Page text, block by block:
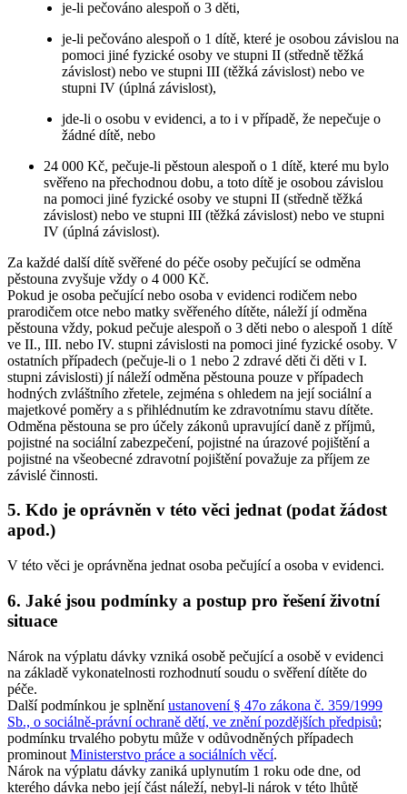
je-li pečováno alespoň o 3 děti,
je-li pečováno alespoň o 1 dítě, které je osobou závislou na
pomoci jiné fyzické osoby ve stupni II (středně těžká
závislost) nebo ve stupni III (těžká závislost) nebo ve
stupni IV (úplná závislost),
jde-li o osobu v evidenci, a to i v případě, že nepečuje o
žádné dítě, nebo
24 000 Kč, pečuje-li pěstoun alespoň o 1 dítě, které mu bylo
svěřeno na přechodnou dobu, a toto dítě je osobou závislou
na pomoci jiné fyzické osoby ve stupni II (středně těžká
závislost) nebo ve stupni III (těžká závislost) nebo ve stupni
IV (úplná závislost).
Za každé další dítě svěřené do péče osoby pečující se odměna
pěstouna zvyšuje vždy o 4 000 Kč.
Pokud je osoba pečující nebo osoba v evidenci rodičem nebo
prarodičem otce nebo matky svěřeného dítěte, náleží jí odměna
pěstouna vždy, pokud pečuje alespoň o 3 děti nebo o alespoň 1 dítě
ve II., III. nebo IV. stupni závislosti na pomoci jiné fyzické osoby. V
ostatních případech (pečuje-li o 1 nebo 2 zdravé děti či děti v I.
stupni závislosti) jí náleží odměna pěstouna pouze v případech
hodných zvláštního zřetele, zejména s ohledem na její sociální a
majetkové poměry a s přihlédnutím ke zdravotnímu stavu dítěte.
Odměna pěstouna se pro účely zákonů upravující daně z příjmů,
pojistné na sociální zabezpečení, pojistné na úrazové pojištění a
pojistné na všeobecné zdravotní pojištění považuje za příjem ze
závislé činnosti.
5. Kdo je oprávněn v této věci jednat (podat žádost
apod.)
V této věci je oprávněna jednat osoba pečující a osoba v evidenci.
6. Jaké jsou podmínky a postup pro řešení životní
situace
Nárok na výplatu dávky vzniká osobě pečující a osobě v evidenci
na základě vykonatelnosti rozhodnutí soudu o svěření dítěte do
péče.
Další podmínkou je splněníustanovení § 47o zákona č. 359/1999
Sb., o sociálně-právní ochraně dětí, ve znění pozdějších předpisů;
podmínku trvalého pobytu může v odůvodněných případech
prominout Ministerstvo práce a sociálních věcí.
Nárok na výplatu dávky zaniká uplynutím 1 roku ode dne, od
kterého dávka nebo její část náleží, nebyl-li nárok v této lhůtě